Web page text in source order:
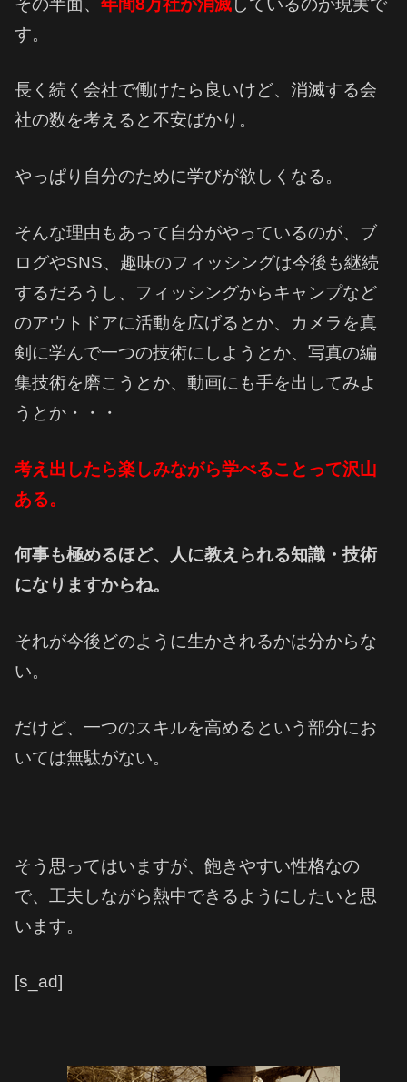
す。
長く続く会社で働けたら良いけど、消滅する会
社の数を考えると不安ばかり。
やっぱり自分のために学びが欲しくなる。
そんな理由もあって自分がやっているのが、ブ
ログやSNS、趣味のフィッシングは今後も継続
するだろうし、フィッシングからキャンプなど
のアウトドアに活動を広げるとか、カメラを真
剣に学んで一つの技術にしようとか、写真の編
集技術を磨こうとか、動画にも手を出してみよ
うとか・・・
考え出したら楽しみながら学べることって沢山
ある。
何事も極めるほど、人に教えられる知識・技術
になりますからね。
それが今後どのように生かされるかは分からな
い。
だけど、一つのスキルを高めるという部分にお
いては無駄がない。
そう思ってはいますが、飽きやすい性格なの
で、工夫しながら熱中できるようにしたいと思
います。
[s_ad]